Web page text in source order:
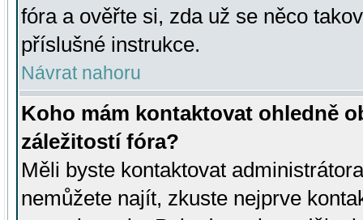
fóra a ověřte si, zda už se něco
příslušné instrukce.
Návrat nahoru
Koho mám kontaktovat ohledně
záležitostí fóra?
Měli byste kontaktovat
nemůžete najít, zkuste nejprve